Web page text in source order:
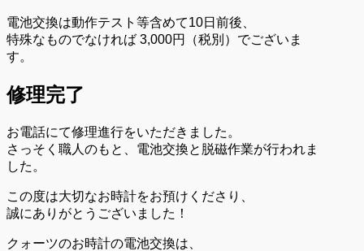
電池交換は動作テスト等含めて10日前後、
特殊なものでなければ 3,000円（税別）でございま
す。
修理完了
お電話にて修理進行をいただきました。
さっそく職人のもと、電池交換と脱磁作業が行われま
した。
この度は大切なお時計をお預けくださり、
誠にありがとうございました！
クォーツのお時計の電池交換は、